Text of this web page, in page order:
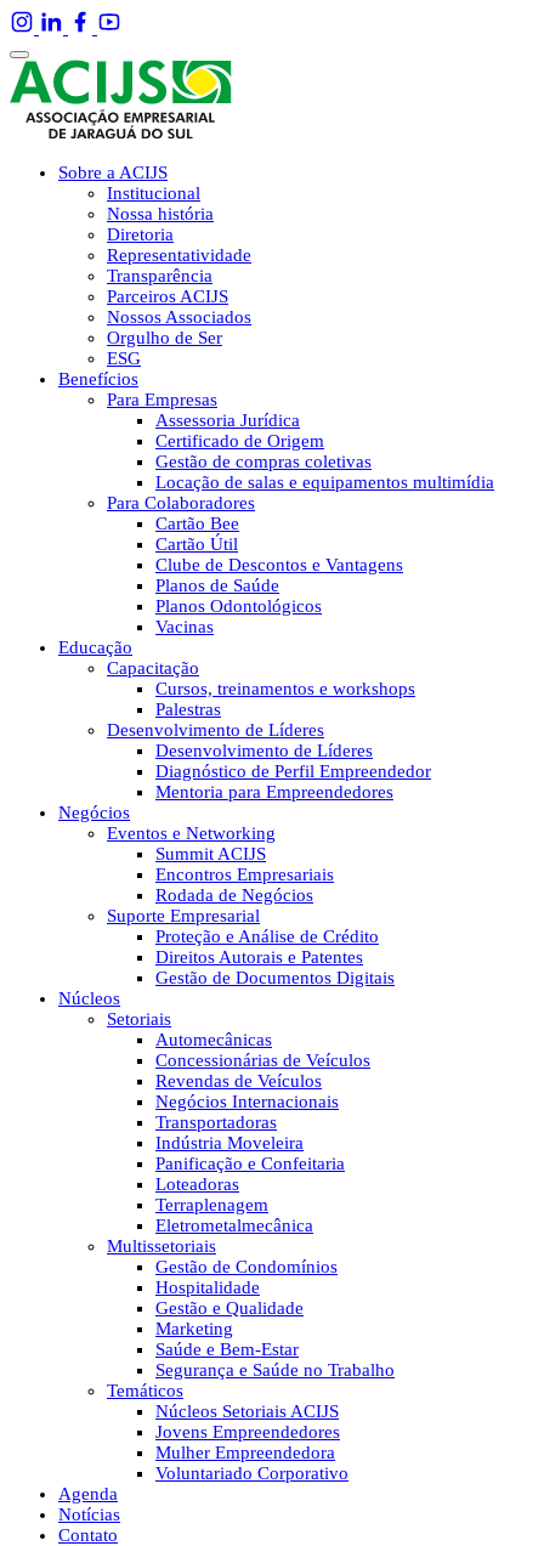
Sobre a ACIJS
Institucional
Nossa história
Diretoria
Representatividade
Transparência
Parceiros ACIJS
Nossos Associados
Orgulho de Ser
ESG
Benefícios
Para Empresas
Assessoria Jurídica
Certificado de Origem
Gestão de compras coletivas
Locação de salas e equipamentos multimídia
Para Colaboradores
Cartão Bee
Cartão Útil
Clube de Descontos e Vantagens
Planos de Saúde
Planos Odontológicos
Vacinas
Educação
Capacitação
Cursos, treinamentos e workshops
Palestras
Desenvolvimento de Líderes
Desenvolvimento de Líderes
Diagnóstico de Perfil Empreendedor
Mentoria para Empreendedores
Negócios
Eventos e Networking
Summit ACIJS
Encontros Empresariais
Rodada de Negócios
Suporte Empresarial
Proteção e Análise de Crédito
Direitos Autorais e Patentes
Gestão de Documentos Digitais
Núcleos
Setoriais
Automecânicas
Concessionárias de Veículos
Revendas de Veículos
Negócios Internacionais
Transportadoras
Indústria Moveleira
Panificação e Confeitaria
Loteadoras
Terraplenagem
Eletrometalmecânica
Multissetoriais
Gestão de Condomínios
Hospitalidade
Gestão e Qualidade
Marketing
Saúde e Bem-Estar
Segurança e Saúde no Trabalho
Temáticos
Núcleos Setoriais ACIJS
Jovens Empreendedores
Mulher Empreendedora
Voluntariado Corporativo
Agenda
Notícias
Contato